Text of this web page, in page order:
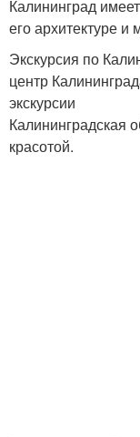
Калининград
его архитектуре и
Экскурсия по
центр
экскурсии
Калининградская
красотой.